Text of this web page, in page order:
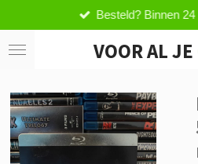
direct
naar
VOOR AL JE
Besteld? Binnen